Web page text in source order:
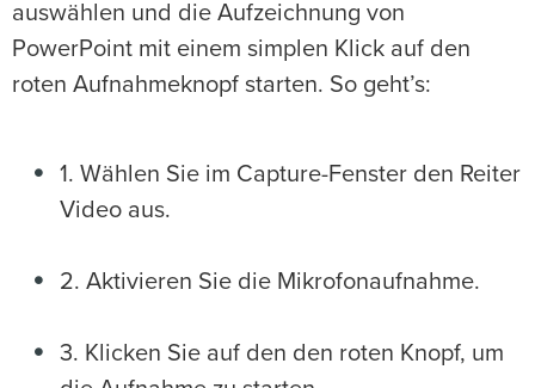
auswählen und die Aufzeichnung von
PowerPoint mit einem simplen Klick auf den
roten Aufnahmeknopf starten. So geht’s:
1. Wählen Sie im Capture-Fenster den Reiter
Video aus.
2. Aktivieren Sie die Mikrofonaufnahme.
3. Klicken Sie auf den den roten Knopf, um